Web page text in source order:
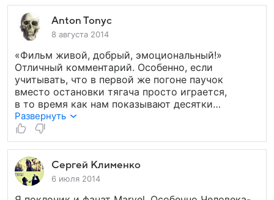
и драматичных историй. Попытка Марка Уэбба
сделать то же самое обернулась провалом.
Лента перегружена бытовыми подробностями
и диалогами, годящимися разве
что для мыльной оперы и навевающими
практически смертельную скукотищу.
в общем, это уже неважно. Единственный,
кто вызывает хоть какое-то сопереживание, —
это Гарри Осборн в исполнении
Что касается экшена, то, во-первых, его
за исключением первой сцены не так-то легко
дождаться, во-вторых, ничего особо
оригинального все равно не покажут.
Anton Tonyc
8 августа 2014
«Фильм живой, добрый, эмоциональный!»
Отличный комментарий. Особенно, если
учитывать, что в первой же погоне паучок
вместо остановки тягача просто играется,
в то время как нам показывают десятки
разнесенных машин (а в них ведь люди).
Досмотрел до шизы Макса — игра актеров
и убогость сценария отбила всё желание.
Смотреть ярым фанам и не любящим
заморачиваться над тем, что смотрят, ну и детям
уж.
Развернуть
Сергей Клименко
6 июля 2014